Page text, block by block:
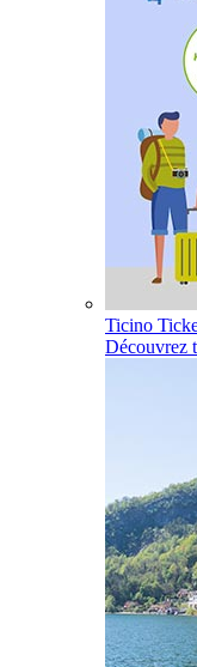
Ticino
Découvrez